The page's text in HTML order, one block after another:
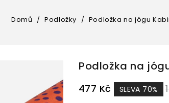
Domů Podložky Podložka na jógu
Podložka na
477 Kč SLEVA 70%